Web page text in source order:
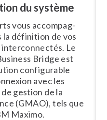
du système
vous ac­com­pag­
la définition de vos
in­ter­con­nec­tés. Le
Bridge est
con­fi­gu­rable
avec les
gestion de la
(GMAO), tels que
Maximo.